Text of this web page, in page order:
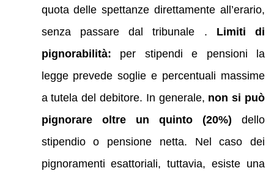
quota delle spettanze direttamente all’erario,
senza passare dal tribunale . Limiti di
pignorabilità: per stipendi e pensioni la
legge prevede soglie e percentuali massime
a tutela del debitore. In generale, non si può
pignorare oltre un quinto (20%) dello
stipendio o pensione netta. Nel caso dei
pignoramenti esattoriali, tuttavia, esiste una